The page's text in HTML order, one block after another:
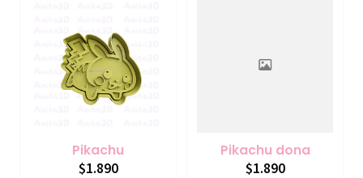
Pikachu
$1.890
Pikachu dona
$1.890